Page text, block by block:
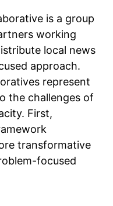
is a group
working
local news
approach.
represent
the challenges of
First,
transformative
focused